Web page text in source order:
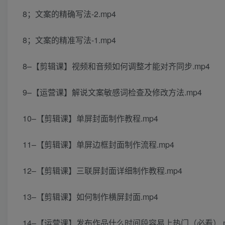
8；文案的精确写法-2.mp4
8；文案的精准写法-1.mp4
8–【剪辑课】视频和音频如何调整才能对齐同步.mp4
9–【运营课】解说文案敏感词检查及修改方法.mp4
10–【剪辑课】单屏封面制作教程.mp4
11–【剪辑课】单屏边框封面制作流程.mp4
12–【剪辑课】三联屏封面详细制作教程.mp4
13–【剪辑课】如何制作横屏封面.mp4